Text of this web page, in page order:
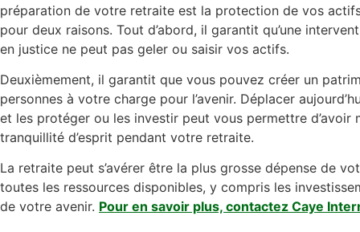
préparation de votre retraite est la protection de vos
pour deux raisons. Tout d’abord, il garantit qu’une
en justice ne peut pas geler ou saisir vos actifs.
Deuxièmement, il garantit que vous pouvez créer un
personnes à votre charge pour l’avenir. Déplacer
et les protéger ou les investir peut vous permettre d’avoir
tranquillité d’esprit pendant votre retraite.
La retraite peut s’avérer être la plus grosse dépense de
toutes les ressources disponibles, y compris les
de votre avenir. Pour en savoir plus, contactez Caye